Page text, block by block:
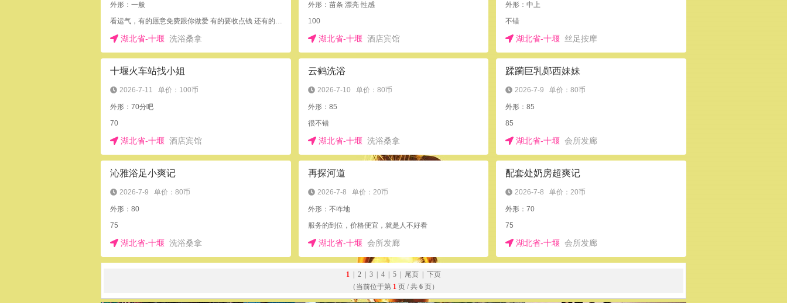
外形：一般
看运气，有的愿意免费跟你做爱 有的要收点钱 还有的不愿意！
湖北省-十堰 洗浴桑拿
外形：苗条 漂亮 性感
100
湖北省-十堰酒店宾馆
外形：中上
不错
湖北省-十堰 丝足按摩
十堰火车站找小姐
2026-7-11 单价：100币
外形：70分吧
70
湖北省-十堰 酒店宾馆
云鹤洗浴
2026-7-10 单价：80币
外形：85
很不错
湖北省-十堰洗浴桑拿
蹂躏巨乳郧西妹妹
2026-7-9 单价：80币
外形：85
85
湖北省-十堰 会所发廊
沁雅浴足小爽记
2026-7-9 单价：80币
外形：80
75
湖北省-十堰 洗浴桑拿
再探河道
2026-7-8 单价：20币
外形：不咋地
服务的到位，价格便宜，就是人不好看
湖北省-十堰会所发廊
配套处奶房超爽记
2026-7-8 单价：20币
外形：70
75
湖北省-十堰 会所发廊
1 2 3 4 5 尾页
下页
（当前位于第 1页 / 共 6页）